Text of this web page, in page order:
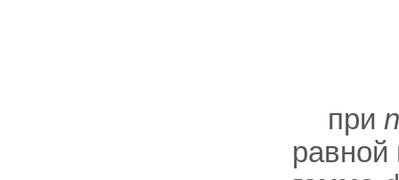
при n
равной